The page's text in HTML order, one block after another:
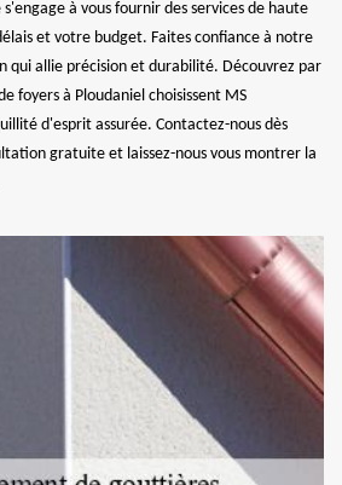
à vous fournir des services de haute
et votre budget. Faites confiance à notre
qui allie précision et durabilité. Découvrez par
foyers à Ploudaniel choisissent MS
d'esprit assurée. Contactez-nous dès
gratuite et laissez-nous vous montrer la